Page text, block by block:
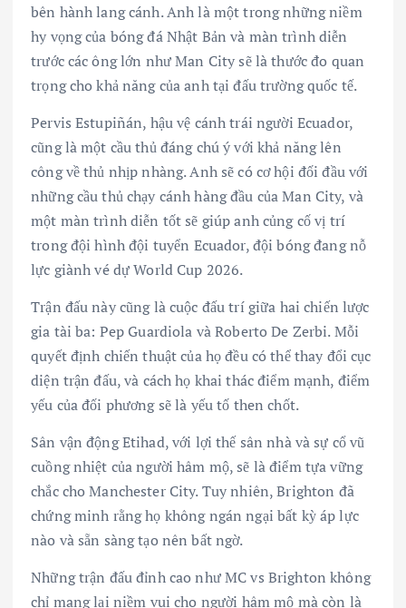
bên hành lang cánh. Anh là một trong những niềm
hy vọng của bóng đá Nhật Bản và màn trình diễn
trước các ông lớn như Man City sẽ là thước đo quan
trọng cho khả năng của anh tại đấu trường quốc tế.
Pervis Estupiñán, hậu vệ cánh trái người Ecuador,
cũng là một cầu thủ đáng chú ý với khả năng lên
công về thủ nhịp nhàng. Anh sẽ có cơ hội đối đầu với
những cầu thủ chạy cánh hàng đầu của Man City, và
một màn trình diễn tốt sẽ giúp anh củng cố vị trí
trong đội hình đội tuyển Ecuador, đội bóng đang nỗ
lực giành vé dự World Cup 2026.
Trận đấu này cũng là cuộc đấu trí giữa hai chiến lược
gia tài ba: Pep Guardiola và Roberto De Zerbi. Mỗi
quyết định chiến thuật của họ đều có thể thay đổi cục
diện trận đấu, và cách họ khai thác điểm mạnh, điểm
yếu của đối phương sẽ là yếu tố then chốt.
Sân vận động Etihad, với lợi thế sân nhà và sự cổ vũ
cuồng nhiệt của người hâm mộ, sẽ là điểm tựa vững
chắc cho Manchester City. Tuy nhiên, Brighton đã
chứng minh rằng họ không ngán ngại bất kỳ áp lực
nào và sẵn sàng tạo nên bất ngờ.
Những trận đấu đỉnh cao như MC vs Brighton không
chỉ mang lại niềm vui cho người hâm mộ mà còn là